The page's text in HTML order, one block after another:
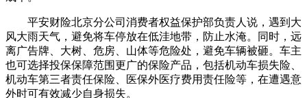
平安财险北京分公司消费者权益保护部负责人说，遇到大
风大雨天气，避免将车停放在低洼地带，防止水淹。同时，远
离广告牌、大树、危房、山体等危险处，避免车辆被砸。车主
也可选择投保保障范围更广的保险产品，包括机动车损失险、
机动车第三者责任保险、医保外医疗费用责任险等，在遭遇意
外时可有效减少自身损失。